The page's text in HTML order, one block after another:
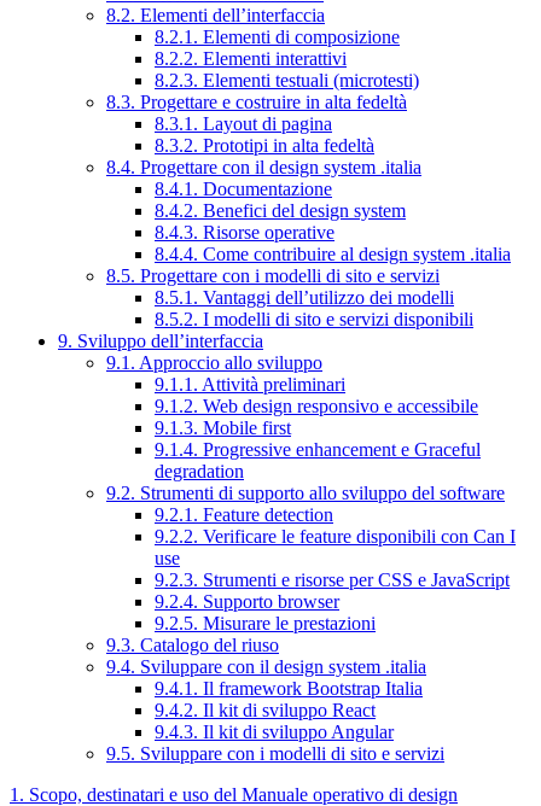
8.2. Elementi dell’interfaccia
8.2.1. Elementi di composizione
8.2.2. Elementi interattivi
8.2.3. Elementi testuali (microtesti)
8.3. Progettare e costruire in alta fedeltà
8.3.1. Layout di pagina
8.3.2. Prototipi in alta fedeltà
8.4. Progettare con il design system .italia
8.4.1. Documentazione
8.4.2. Benefici del design system
8.4.3. Risorse operative
8.4.4. Come contribuire al design system .italia
8.5. Progettare con i modelli di sito e servizi
8.5.1. Vantaggi dell’utilizzo dei modelli
8.5.2. I modelli di sito e servizi disponibili
9. Sviluppo dell’interfaccia
9.1. Approccio allo sviluppo
9.1.1. Attività preliminari
9.1.2. Web design responsivo e accessibile
9.1.3. Mobile first
9.1.4. Progressive enhancement e Graceful
degradation
9.2. Strumenti di supporto allo sviluppo del software
9.2.1. Feature detection
9.2.2. Verificare le feature disponibili con Can I
use
9.2.3. Strumenti e risorse per CSS e JavaScript
9.2.4. Supporto browser
9.2.5. Misurare le prestazioni
9.3. Catalogo del riuso
9.4. Sviluppare con il design system .italia
9.4.1. Il framework Bootstrap Italia
9.4.2. Il kit di sviluppo React
9.4.3. Il kit di sviluppo Angular
9.5. Sviluppare con i modelli di sito e servizi
1. Scopo, destinatari e uso del Manuale operativo di design